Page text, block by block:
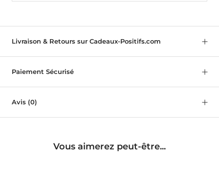
Livraison & Retours sur Cadeaux-Positifs.com
Paiement Sécurisé
Avis (0)
Vous aimerez peut-être...